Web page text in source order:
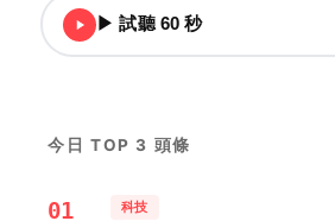
▶ 試聽 60 秒
今日 TOP 3 頭條
01 科技